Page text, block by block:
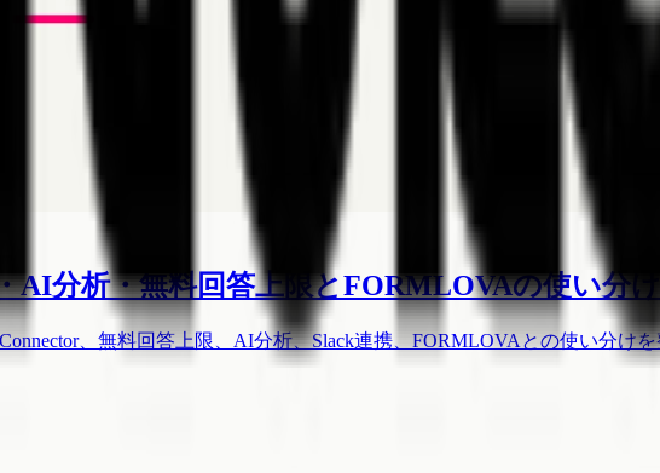
AI分析・無料回答上限とFORMLOVAの使い分け
、無料回答上限、AI分析、Slack連携、FORMLOVAとの使い分け